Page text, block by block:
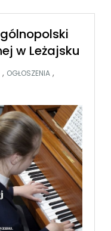
w Leżajsku
, OGŁOSZENIA ,